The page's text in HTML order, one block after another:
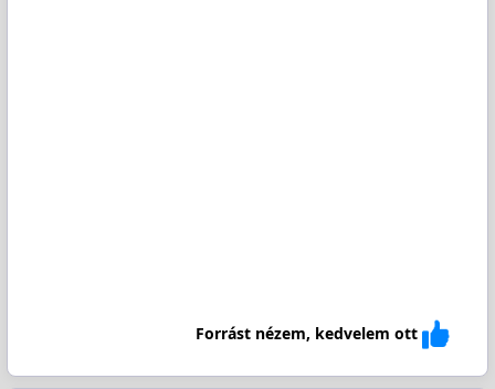
Forrást nézem, kedvelem ott